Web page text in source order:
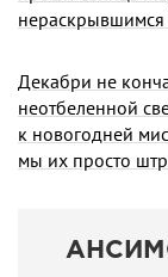
Декабри не
неотбеленной
к новогодней
мы их просто